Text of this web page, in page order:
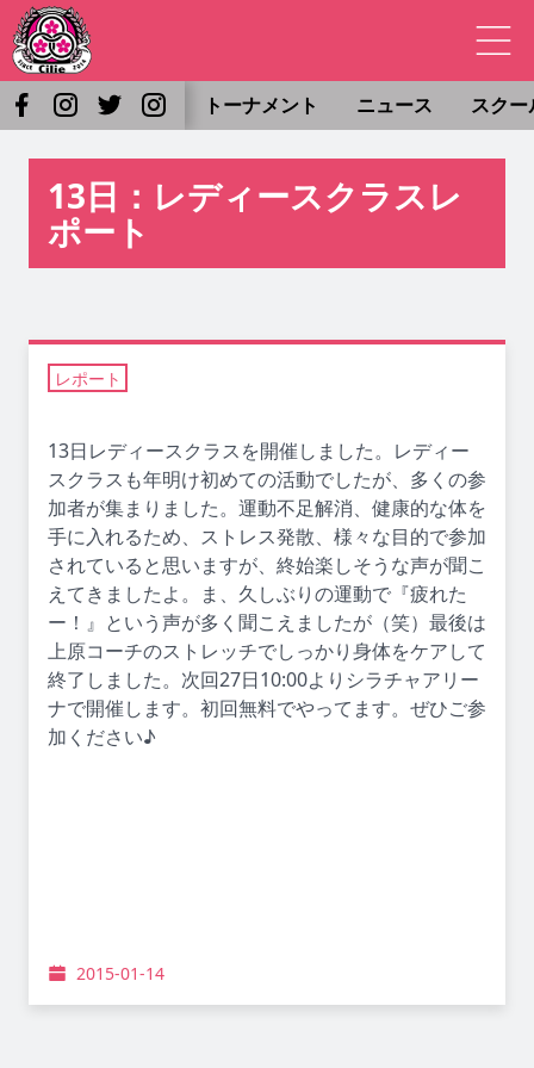
トーナメント ニュース スクー
13日：レディースクラスレ
ポート
レポート
13日レディースクラスを開催しました。レディー
スクラスも年明け初めての活動でしたが、多くの参
加者が集まりました。運動不足解消、健康的な体を
手に入れるため、ストレス発散、様々な目的で参加
されていると思いますが、終始楽しそうな声が聞こ
えてきましたよ。ま、久しぶりの運動で『疲れた
ー！』という声が多く聞こえましたが（笑）最後は
上原コーチのストレッチでしっかり身体をケアして
終了しました。次回27日10:00よりシラチャアリー
ナで開催します。初回無料でやってます。ぜひご参
加ください♪
2015-01-14